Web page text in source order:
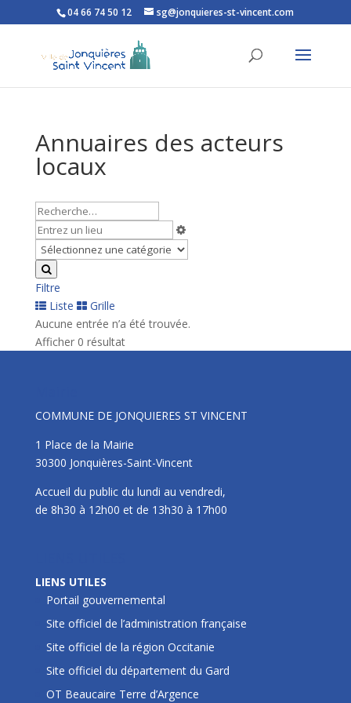
Ouvrir la barre d’outils
04 66 74 50 12 sg@jonquieres-st-vincent.com
Annuaires des acteurs
locaux
Filtre
Liste
Grille
Aucune entrée n’a été trouvée.
Afficher 0 résultat
COMMUNE DE JONQUIERES ST VINCENT
1 Place de la Mairie
30300 Jonquières-Saint-Vincent
Accueil du public du lundi au vendredi,
de 8h30 à 12h00 et de 13h30 à 17h00
LIENS UTILES
Portail gouvernemental
Site officiel de l’administration française
Site officiel de la région Occitanie
Site officiel du département du Gard
OT Beaucaire Terre d’Argence